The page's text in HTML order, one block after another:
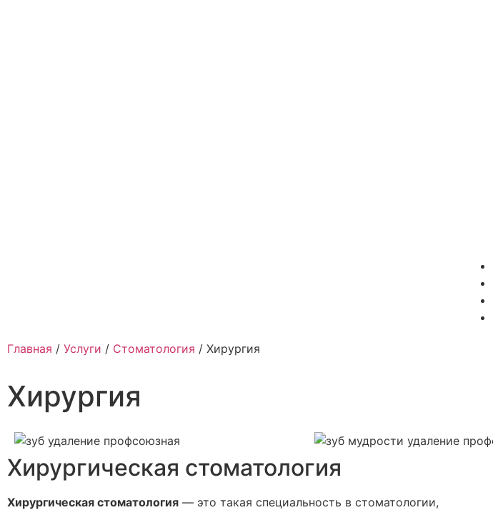
Главная / Услуги / Стоматология / Хирургия
Хирургия
Хирургическая стоматология
Хирургическая стоматология — это такая специальность в стоматологии,